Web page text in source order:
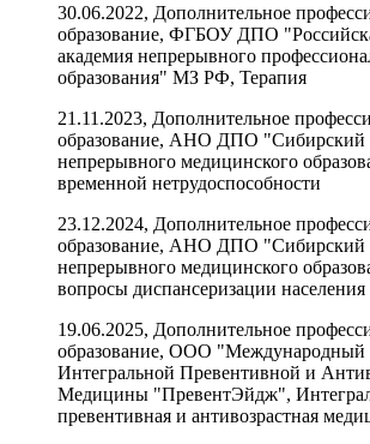
30.06.2022, Дополнительное
образование, ФГБОУ ДПО
академия непрерывного
образования" МЗ РФ, Терапия
21.11.2023, Дополнительное
образование, АНО ДПО "Сибирский
непрерывного медицинского
временной нетрудоспособности
23.12.2024, Дополнительное
образование, АНО ДПО "Сибирский
непрерывного медицинского
вопросы диспансеризации населения
19.06.2025, Дополнительное
образование, ООО "Международный
Интегральной Превентивной и
Медицины "ПревентЭйдж",
превентивная и антивозрастная